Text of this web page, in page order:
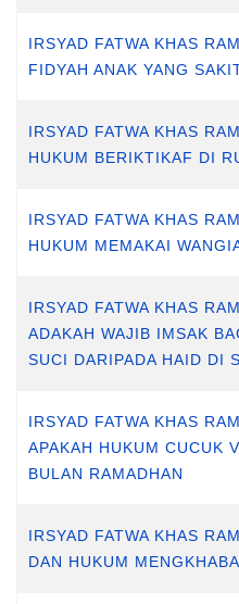
IRSYAD FATWA KHAS
FIDYAH ANAK YANG
IRSYAD FATWA KHAS
HUKUM BERIKTIKAF DI
IRSYAD FATWA KHAS
HUKUM MEMAKAI
IRSYAD FATWA KHAS
ADAKAH WAJIB IMSAK
SUCI DARIPADA HAID DI
IRSYAD FATWA KHAS
APAKAH HUKUM CUCUK
BULAN RAMADHAN
IRSYAD FATWA KHAS
DAN HUKUM